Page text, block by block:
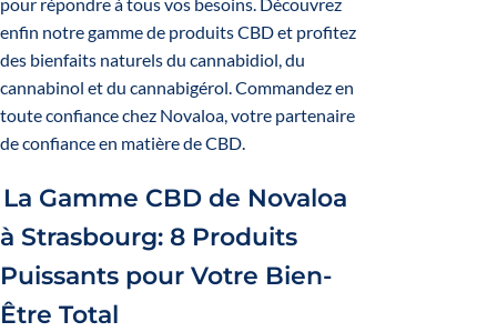
enfin notre gamme de produits CBD et profitez
des bienfaits naturels du cannabidiol, du
cannabinol et du cannabigérol. Commandez en
toute confiance chez Novaloa, votre partenaire
de confiance en matière de CBD.
La Gamme CBD de Novaloa
à Strasbourg: 8 Produits
Puissants pour Votre Bien-
Être Total